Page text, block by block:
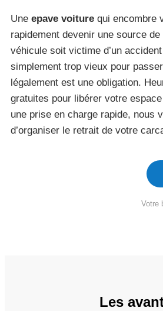
Une epave voiture qui encombre
rapidement devenir une source
véhicule soit victime d’un
simplement trop vieux pour
légalement est une obligation.
gratuites pour libérer votre
une prise en charge rapide, nous
d’organiser le retrait de votre
Votre
Les